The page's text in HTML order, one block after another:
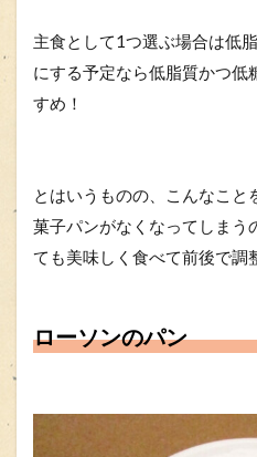
主食として1つ選ぶ場合は低
にする予定なら低脂質かつ低
すめ！
とはいうものの、こんなこと
菓子パンがなくなってしまう
ても美味しく食べて前後で調
ローソンのパン